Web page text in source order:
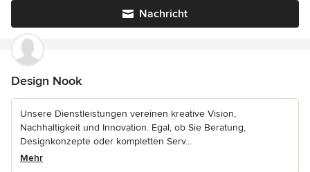
Nachricht
Design Nook
Unsere Dienstleistungen vereinen kreative Vision,
Nachhaltigkeit und Innovation. Egal, ob Sie Beratung,
Designkonzepte oder kompletten Serv...
Mehr